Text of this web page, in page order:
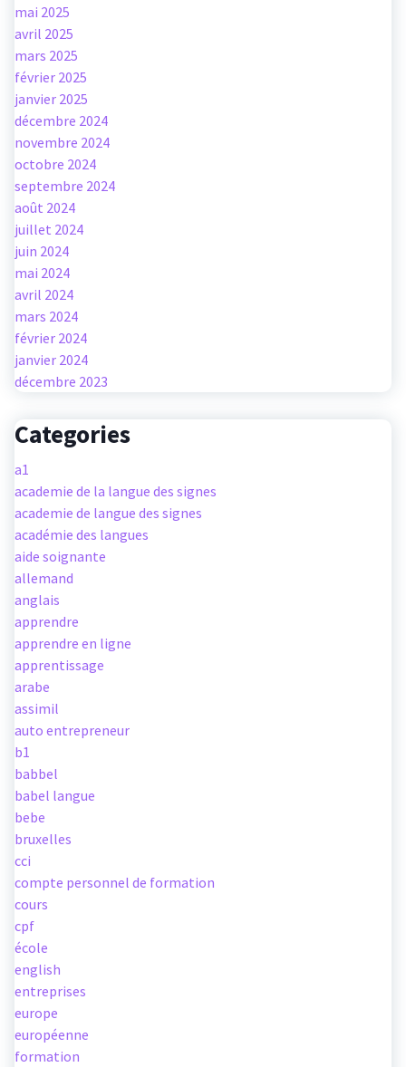
mai 2025
avril 2025
mars 2025
février 2025
janvier 2025
décembre 2024
novembre 2024
octobre 2024
septembre 2024
août 2024
juillet 2024
juin 2024
mai 2024
avril 2024
mars 2024
février 2024
janvier 2024
décembre 2023
Categories
a1
academie de la langue des signes
academie de langue des signes
académie des langues
aide soignante
allemand
anglais
apprendre
apprendre en ligne
apprentissage
arabe
assimil
auto entrepreneur
b1
babbel
babel langue
bebe
bruxelles
cci
compte personnel de formation
cours
cpf
école
english
entreprises
europe
européenne
formation